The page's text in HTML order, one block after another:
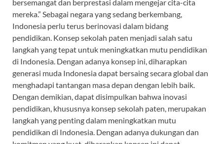
bersemangat dan berprestasi dalam mengejar cita-cita
mereka.” Sebagai negara yang sedang berkembang,
Indonesia perlu terus berinovasi dalam bidang
pendidikan. Konsep sekolah paten menjadi salah satu
langkah yang tepat untuk meningkatkan mutu pendidikan
di Indonesia. Dengan adanya konsep ini, diharapkan
generasi muda Indonesia dapat bersaing secara global dan
menghadapi tantangan masa depan dengan lebih baik.
Dengan demikian, dapat disimpulkan bahwa inovasi
pendidikan, khususnya konsep sekolah paten, merupakan
langkah yang penting dalam meningkatkan mutu
pendidikan di Indonesia. Dengan adanya dukungan dan